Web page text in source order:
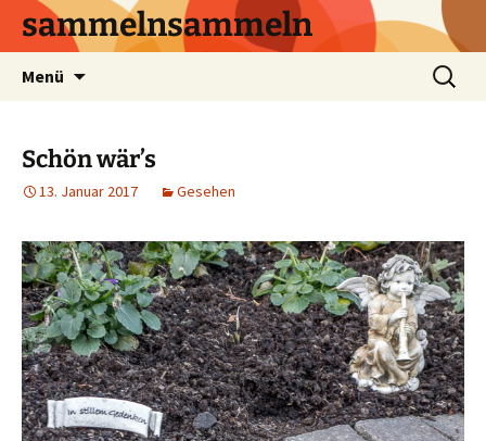
sammelnsammeln
Menü
Suchen
nach:
Schön wär’s
13. Januar 2017 Gesehen